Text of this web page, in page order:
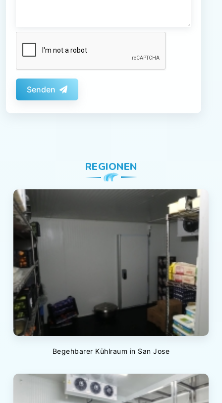
Senden
REGIONEN
Begehbarer Kühlraum in San Jose